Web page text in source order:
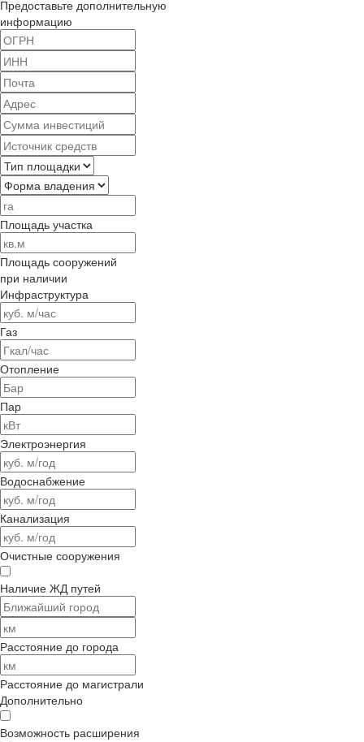
Предоставьте дополнительную
информацию
Площадь участка
Площадь сооружений
при наличии
Инфраструктура
Газ
Отопление
Пар
Электроэнергия
Водоснабжение
Канализация
Очистные сооружения
Наличие ЖД путей
Расстояние до города
Расстояние до магистрали
Дополнительно
Возможность расширения